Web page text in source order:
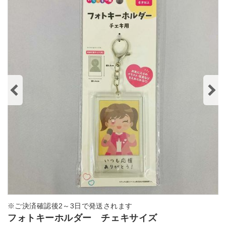
※ご決済確認後2～3日で発送されます
フォトキーホルダー チェキサイズ